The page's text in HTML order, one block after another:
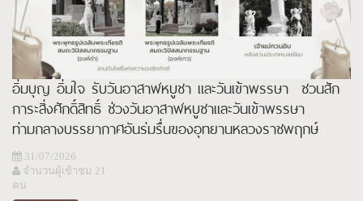
อิ่มบุญ อิ่มใจ รับวันอาสาฬหบูชา และวันเข้าพรรษา ชวนสัก
การะสิ่งศักดิ์สิทธิ์ ช่วงวันอาสาฬหบูชาและวันเข้าพรรษา
ท่ามกลางบรรยากาศอันร่มรื่นของอุทยานหลวงราชพฤกษ์
จังหวัดเชียงใหม่
31/07/2026
จำนวนผู้เข้าชม 21
คน